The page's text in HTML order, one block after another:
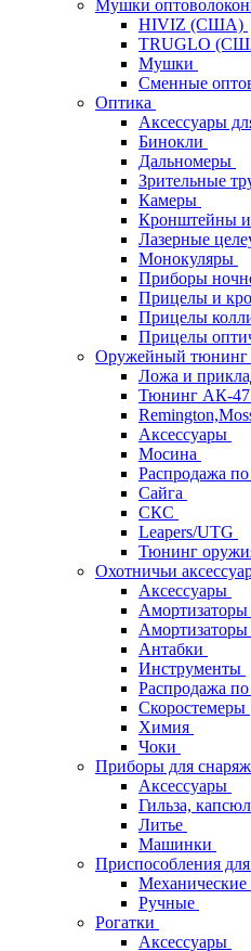
Мушки
HIVIZ (США)
TRUGLO
Мушки
Сменные
Оптика
Аксессуары
Бинокли
Дальномеры
Зрительные
Камеры
Кронштейны и
Лазерные
Монокуляры
Приборы
Прицелы и
Прицелы
Прицелы
Оружейный тюнинг
Ложа и
Тюнинг АК-47
Аксессуары
Мосина
Распродажа
Сайга
СКС
Leapers/UTG
Тюнинг
Охотничьи
Аксессуары
Антабки
Инструменты
Распродажа
Скоростемеры
Химия
Чоки
Приборы для
Аксессуары
Гильза,
Литье
Машинки
Приспособления для
Механические
Ручные
Рогатки
Аксессуары